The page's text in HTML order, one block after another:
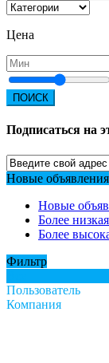
Цена
ПОИСК
Подписаться на
Новые объявления
Новые
Более
Более
Фильтр
Пользователь
Компания